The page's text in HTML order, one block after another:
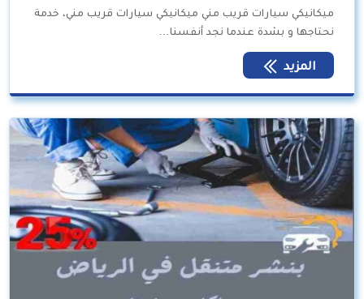
ميكانيكي سيارات قريب مني ميكانيكي سيارات قريب مني، خدمة
نحتاجها و بشدة عندما نجد أنفسنا…
المزيد